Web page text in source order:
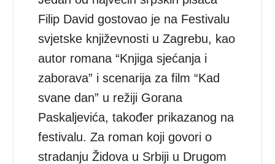
Filip David gostovao je na Festivalu
svjetske književnosti u Zagrebu, kao
autor romana “Knjiga sjećanja i
zaborava” i scenarija za film “Kad
svane dan” u režiji Gorana
Paskaljevića, također prikazanog na
festivalu. Za roman koji govori o
stradanju Židova u Srbiji u Drugom